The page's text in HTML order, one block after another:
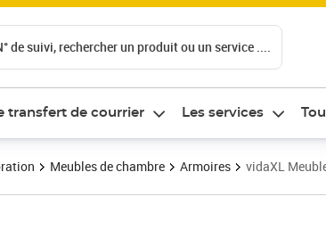
de suivi, rechercher un produit ou un service ....
transfert de courrier Les services
Meubles de chambre Armoires vidaXL